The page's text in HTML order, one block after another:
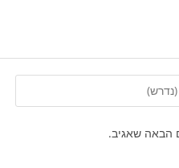
הבאה שאגיב.